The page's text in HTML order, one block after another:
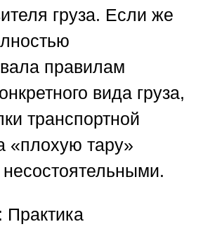
груза. Если же
правилам
вида груза,
транспортной
«плохую тару»
Практика